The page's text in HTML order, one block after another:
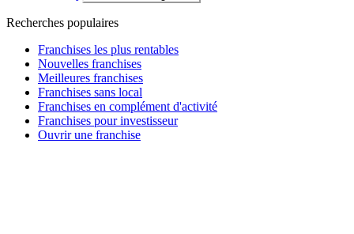
Recherches populaires
Franchises les plus rentables
Nouvelles franchises
Meilleures franchises
Franchises sans local
Franchises en complément d'activité
Franchises pour investisseur
Ouvrir une franchise